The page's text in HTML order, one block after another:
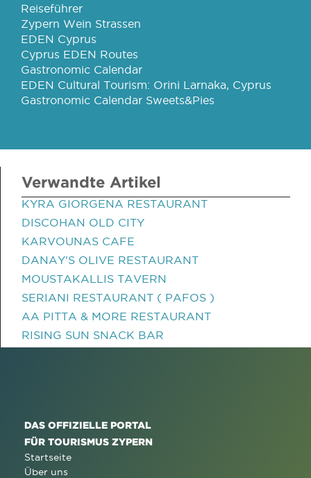
Reiseführer
Zypern Wein Strassen
EDEN Cyprus
Cyprus EDEN Routes
Gastronomic Calendar
EDEN Cultural Tourism: Orini Larnaka, Cyprus
Gastronomic Calendar Sweets&Pies
Verwandte Artikel
KYRA GIORGENA RESTAURANT
DISCOHAN OLD CITY
KARVOUNAS CAFE
DANAY'S OLIVE RESTAURANT
MOUSTAKALLIS TAVERN
SERIANI RESTAURANT ( PAFOS )
AA PITTA & MORE RESTAURANT
RISING SUN SNACK BAR
DAS OFFIZIELLE PORTAL
FÜR TOURISMUS ZYPERN
Startseite
Über uns